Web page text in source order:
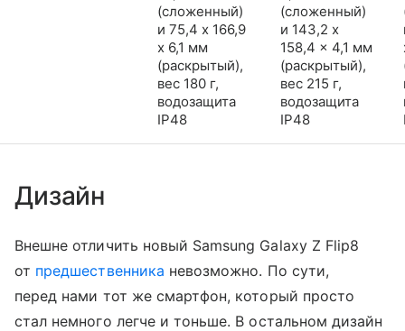
(сложенный)
и 75,4 x 166,9
x 6,1 мм
(раскрытый),
вес 180 г,
водозащита
IP48
(сложенный)
и 143,2 x
158,4 x 4,1 мм
(раскрытый),
вес 215 г,
водозащита
IP48
Дизайн
Внешне отличить новый Samsung Galaxy Z Flip8
от предшественника невозможно. По сути,
перед нами тот же смартфон, который просто
стал немного легче и тоньше. В остальном дизайн